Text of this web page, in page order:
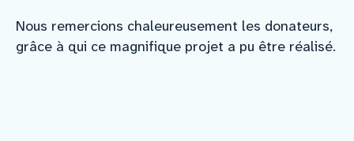
Nous remercions chaleureusement les donateurs,
grâce à qui ce magnifique projet a pu être réalisé.